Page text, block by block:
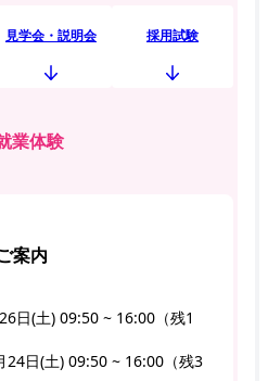
見学会・説明会 採用試験
業体験
案内
日(土) 09:50 ~ 16:00（残1
24日(土) 09:50 ~ 16:00（残3